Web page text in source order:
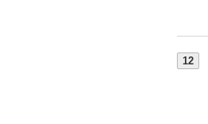
12